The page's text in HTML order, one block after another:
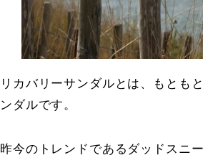
リカバリーサンダルとは、もとも
ンダルです。
昨今のトレンドであるダッドスニ